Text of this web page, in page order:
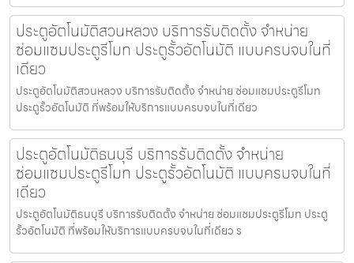
ประตูอัตโนมัติสวนหลวง บริการรับติดตั้ง จำหน่าย
ซ่อมแซมประตูรีโมท ประตูรั้วอัตโนมัติ แบบครบจบในที่
เดียว
ประตูอัตโนมัติสวนหลวง บริการรับติดตั้ง จำหน่าย ซ่อมแซมประตูรีโมท
ประตูรั้วอัตโนมัติ ที่พร้อมให้บริการแบบครบจบในที่เดียว
ประตูอัตโนมัติธนบุรี บริการรับติดตั้ง จำหน่าย
ซ่อมแซมประตูรีโมท ประตูรั้วอัตโนมัติ แบบครบจบในที่
เดียว
ประตูอัตโนมัติธนบุรี บริการรับติดตั้ง จำหน่าย ซ่อมแซมประตูรีโมท ประตู
รั้วอัตโนมัติ ที่พร้อมให้บริการแบบครบจบในที่เดียว ร